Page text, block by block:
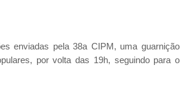
enviadas pela 38a CIPM, uma guarnição
por volta das 19h, seguindo para o